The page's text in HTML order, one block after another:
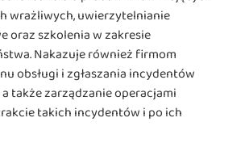
wrażliwych, uwierzytelnianie
oraz szkolenia w zakresie
Nakazuje również firmom
obsługi i zgłaszania incydentów
także zarządzanie operacjami
takich incydentów i po ich